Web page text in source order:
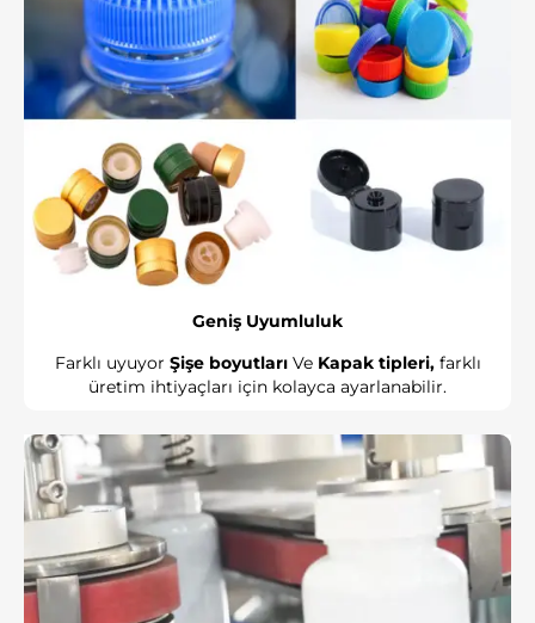
Geniş Uyumluluk
Farklı uyuyor Şişe boyutlarıVe Kapak tipleri,farklı
üretim ihtiyaçları için kolayca ayarlanabilir.